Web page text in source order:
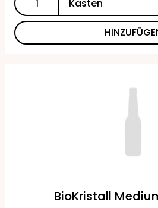
BioKristall